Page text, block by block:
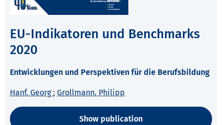
EU-Indikatoren und Benchmarks
2020
Entwicklungen und Perspektiven für die Berufsbildung
Hanf, Georg; Grollmann, Philipp
Show publication